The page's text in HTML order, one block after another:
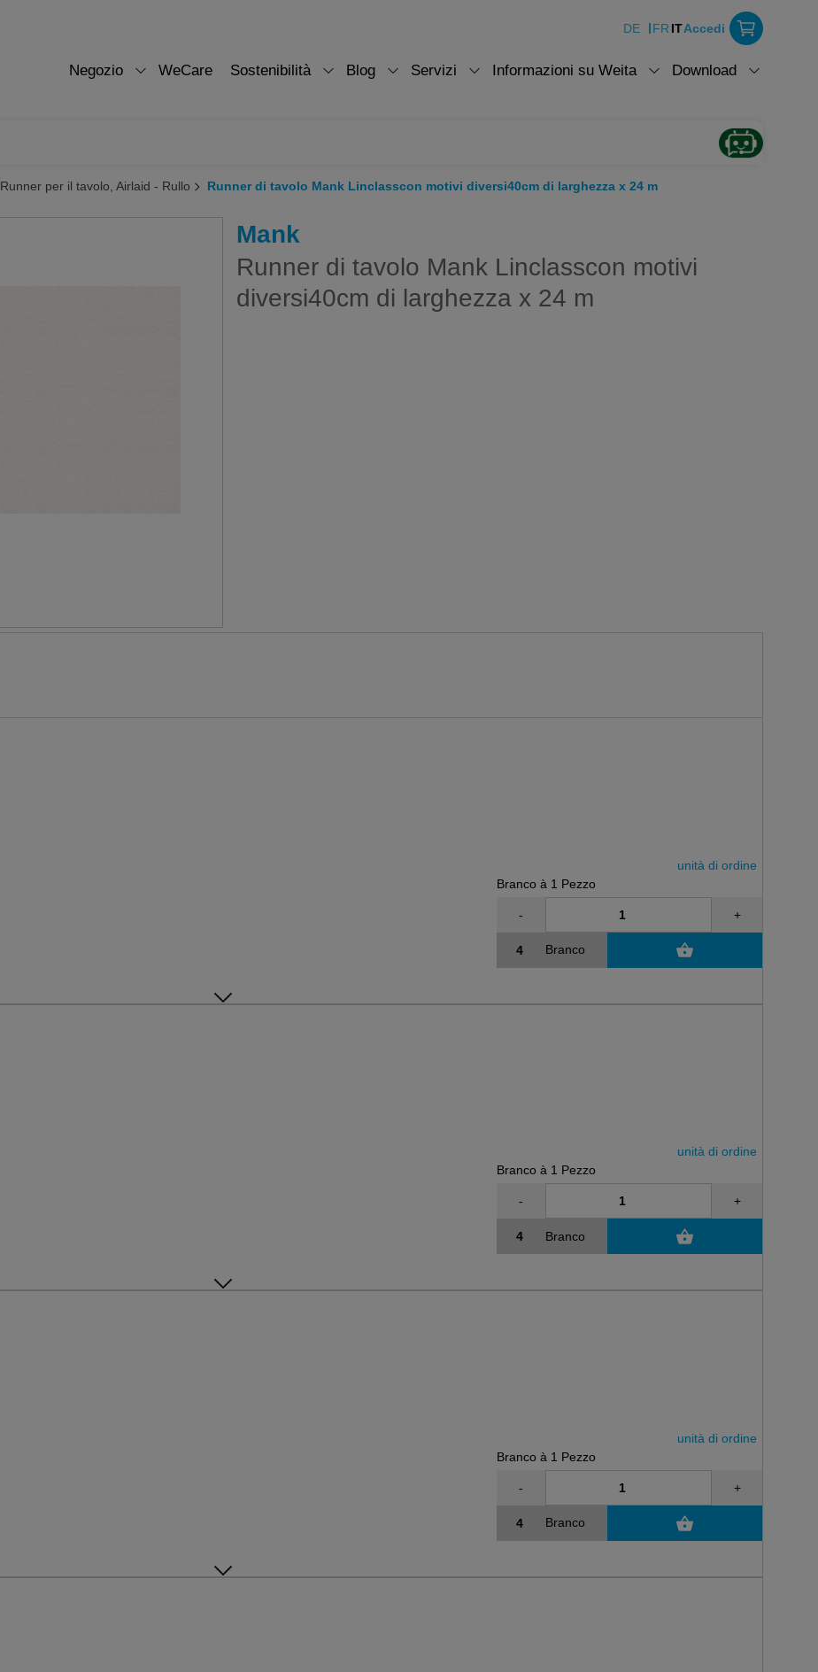
DE FR ITAccedi
Negozio WeCare Sostenibilità Blog Servizi Informazioni su Weita Download
Runner per il tavolo, Airlaid - Rullo Runner di tavolo Mank Linclasscon motivi diversi40cm di larghezza x 24 m
Mank
Runner di tavolo Mank Linclasscon motivi
diversi40cm di larghezza x 24 m
unità di ordine
Branco à 1 Pezzo
- +
Branco
unità di ordine
Branco à 1 Pezzo
- +
Branco
unità di ordine
Branco à 1 Pezzo
- +
Branco